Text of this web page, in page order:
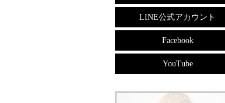
LINE公式アカウント
Facebook
YouTube